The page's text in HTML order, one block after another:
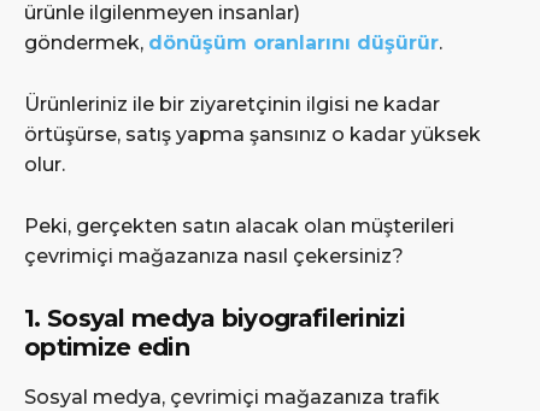
ürünle ilgilenmeyen insanlar)
göndermek, dönüşüm oranlarını düşürür.
Ürünleriniz ile bir ziyaretçinin ilgisi ne kadar
örtüşürse, satış yapma şansınız o kadar yüksek
olur.
Peki, gerçekten satın alacak olan müşterileri
çevrimiçi mağazanıza nasıl çekersiniz?
1. Sosyal medya biyografilerinizi
optimize edin
Sosyal medya, çevrimiçi mağazanıza trafik